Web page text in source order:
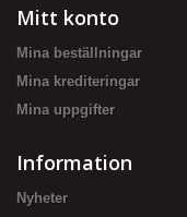
Mitt konto
Mina beställningar
Mina krediteringar
Mina uppgifter
Information
Nyheter